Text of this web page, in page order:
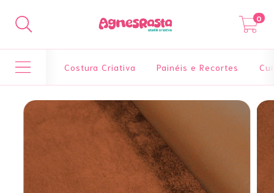
0
Costura Criativa Painéis e Recortes